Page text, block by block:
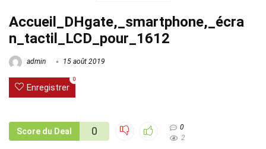
Accueil_DHgate,_smartphone,_écra
n_tactil_LCD_pour_1612
admin 15 août 2019
Enregistrer
0
Score du Deal 0
0
2